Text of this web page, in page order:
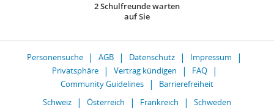
2 Schulfreunde warten
auf Sie
Personensuche AGB Datenschutz
Impressum
Privatsphäre
Vertrag kündigen
FAQ
Community Guidelines
Barrierefreiheit
Schweiz
Österreich Frankreich Schweden